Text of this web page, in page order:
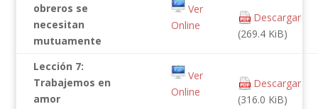
obreros se
necesitan
mutuamente
Ver
Online
Descargar
(269.4 KiB)
Lección 7:
Trabajemos en
amor
Ver
Online
Descargar
(316.0 KiB)